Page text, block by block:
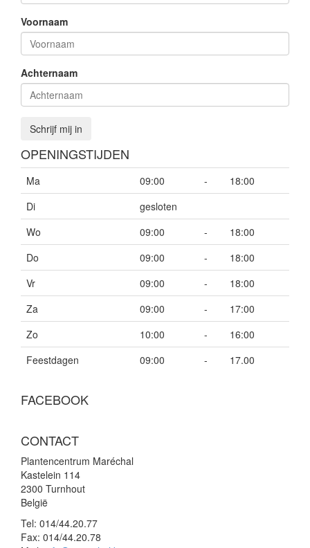
Voornaam
Achternaam
Schrijf mij in
OPENINGSTIJDEN
Ma 09:00 -
18:00
Di
gesloten
Wo
09:00 -
18:00
Do
09:00 -
18:00
Vr
09:00 -
18:00
Za
09:00 -
17:00
Zo
10:00 -
16:00
Feestdagen
09:00 - 17.00
FACEBOOK
CONTACT
Plantencentrum Maréchal
Kastelein 114
2300 Turnhout
België
Tel: 014/44.20.77
Fax: 014/44.20.78